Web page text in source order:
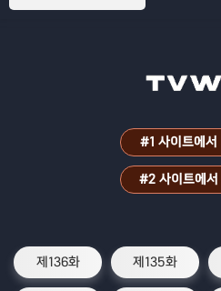
#1 사이트에서
#2 사이트에서
제136화 제135화